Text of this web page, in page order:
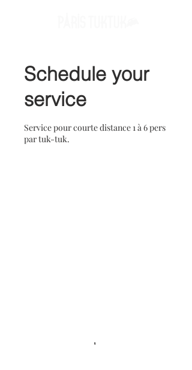
Schedule your
service
Service pour courte distance 1 à 6 pers
par tuk-tuk.